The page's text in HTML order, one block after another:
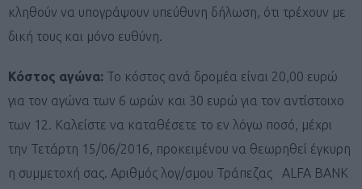
κληθούν να υπογράψουν υπεύθυνη δήλωση, ότι τρέχουν με
δική τους και μόνο ευθύνη.
Κόστος αγώνα: Το κόστος ανά δρομέα είναι 20,00 ευρώ
για τον αγώνα των 6 ωρών και 30 ευρώ για τον αντίστοιχο
των 12. Καλείστε να καταθέσετε το εν λόγω ποσό, μέχρι
την Τετάρτη 15/06/2016, προκειμένου να θεωρηθεί έγκυρη
η συμμετοχή σας. Αριθμός λογ/σμου Τράπεζας ALFA BANK